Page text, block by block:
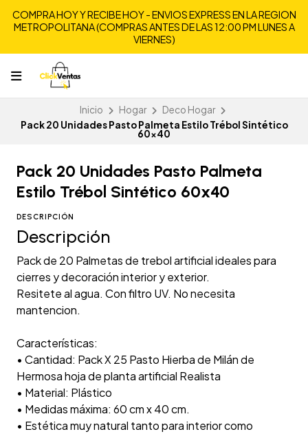
COMPRA HOY Y RECIBE HOY - ENVIOS EXPRESS EN LA REGION
METROPOLITANA (COMPRAS ANTES DE LAS 12:00 PM LUNES A
VIERNES)
Inicio Hogar
Deco Hogar
Pack 20 Unidades Pasto Palmeta Estilo Trébol Sintético
60x40
Pack 20 Unidades Pasto Palmeta
Estilo Trébol Sintético 60x40
DESCRIPCIÓN
Descripción
Pack de 20 Palmetas de trebol artificial ideales para
cierres y decoración interior y exterior.
Resitete al agua. Con filtro UV. No necesita
mantencion.
Características:
• Cantidad: Pack X 25 Pasto Hierba de Milán de
Hermosa hoja de planta artificial Realista
• Material: Plástico
• Medidas máxima: 60 cm x 40 cm.
• Estética muy natural tanto para interior como